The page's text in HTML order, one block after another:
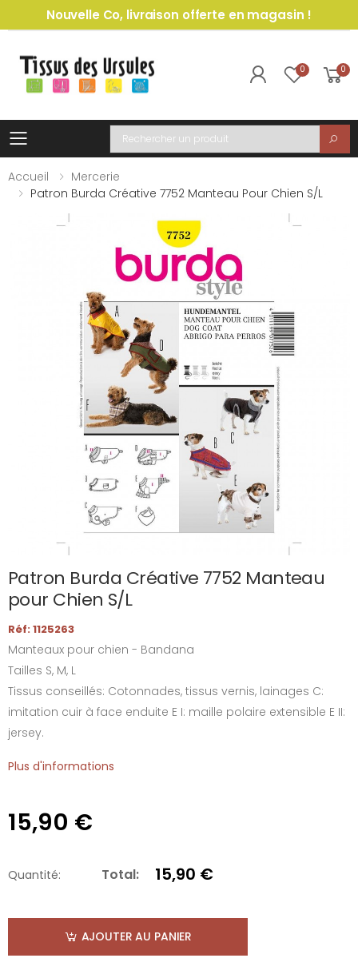
Nouvelle Co, livraison offerte en magasin !
0 0
Toggle mobile menu
Recherche
Accueil
Mercerie
Patron Burda Créative 7752 Manteau Pour Chien S/L
Patron Burda Créative 7752 Manteau
pour Chien S/L
Réf: 1125263
Manteaux pour chien - Bandana
Tailles S, M, L
Tissus conseillés: Cotonnades, tissus vernis, lainages C:
imitation cuir à face enduite E I: maille polaire extensible E II:
jersey.
Plus d'informations
15,90 €
Quantité: Total: 15,90 €
AJOUTER AU PANIER